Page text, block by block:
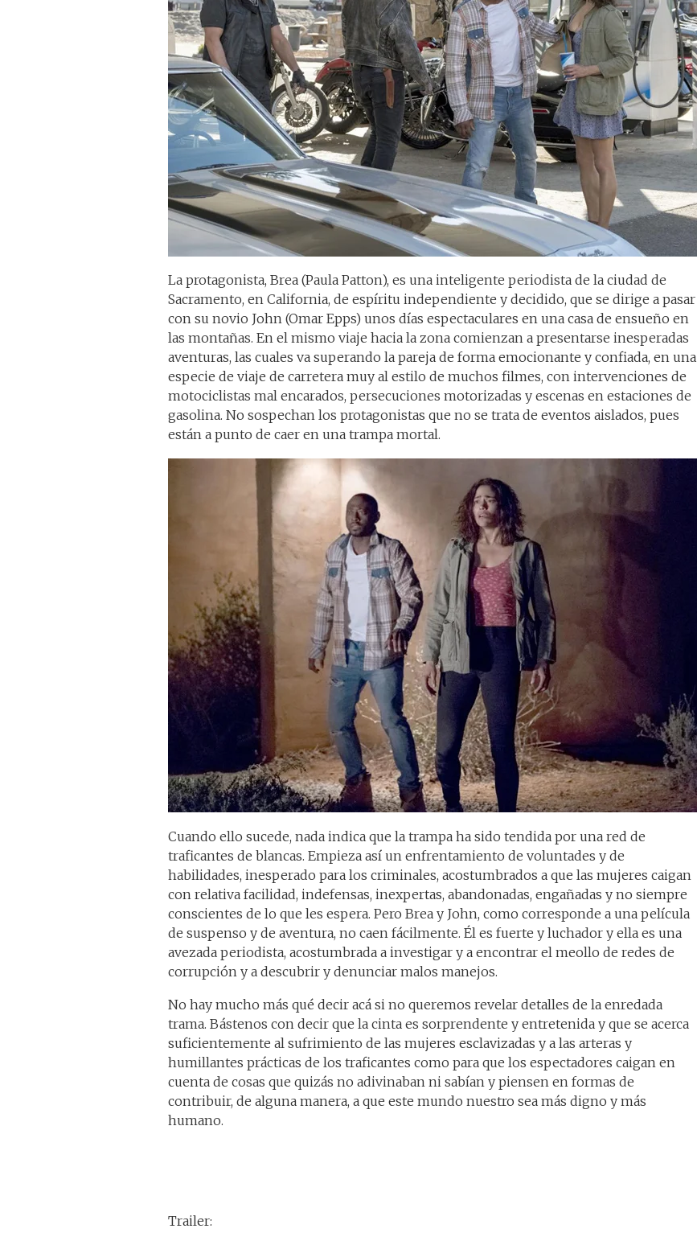
La protagonista, Brea (Paula Patton), es una inteligente periodista de la ciudad de
Sacramento, en California, de espíritu independiente y decidido, que se dirige a pasar
con su novio John (Omar Epps) unos días espectaculares en una casa de ensueño en
las montañas. En el mismo viaje hacia la zona comienzan a presentarse inesperadas
aventuras, las cuales va superando la pareja de forma emocionante y confiada, en una
especie de viaje de carretera muy al estilo de muchos filmes, con intervenciones de
motociclistas mal encarados, persecuciones motorizadas y escenas en estaciones de
gasolina. No sospechan los protagonistas que no se trata de eventos aislados, pues
están a punto de caer en una trampa mortal.
Cuando ello sucede, nada indica que la trampa ha sido tendida por una red de
traficantes de blancas. Empieza así un enfrentamiento de voluntades y de
habilidades, inesperado para los criminales, acostumbrados a que las mujeres caigan
con relativa facilidad, indefensas, inexpertas, abandonadas, engañadas y no siempre
conscientes de lo que les espera. Pero Brea y John, como corresponde a una película
de suspenso y de aventura, no caen fácilmente. Él es fuerte y luchador y ella es una
avezada periodista, acostumbrada a investigar y a encontrar el meollo de redes de
corrupción y a descubrir y denunciar malos manejos.
No hay mucho más qué decir acá si no queremos revelar detalles de la enredada
trama. Bástenos con decir que la cinta es sorprendente y entretenida y que se acerca
suficientemente al sufrimiento de las mujeres esclavizadas y a las arteras y
humillantes prácticas de los traficantes como para que los espectadores caigan en
cuenta de cosas que quizás no adivinaban ni sabían y piensen en formas de
contribuir, de alguna manera, a que este mundo nuestro sea más digno y más
humano.
Trailer: